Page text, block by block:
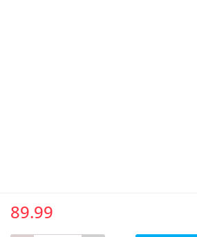
89.99